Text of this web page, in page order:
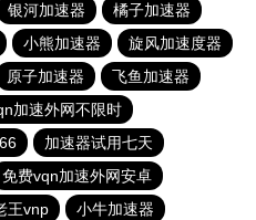
银河加速器
橘子加速器
小熊加速器
旋风加速度器
原子加速器
飞鱼加速器
加速外网不限时
加速器试用七天
免费vqn加速外网安卓
王vnp 小牛加速器